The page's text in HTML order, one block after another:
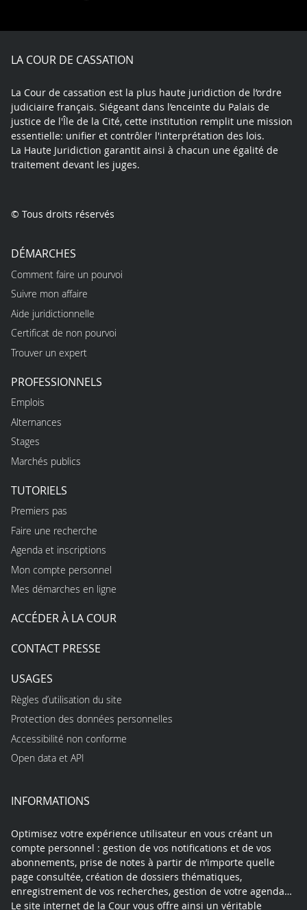
X
FacebookYoutubeLinkedInInstagram
LA COUR DE CASSATION
La Cour de cassation est la plus haute juridiction de l’ordre
judiciaire français. Siégeant dans l’enceinte du Palais de
justice de l'Île de la Cité, cette institution remplit une mission
essentielle: unifier et contrôler l'interprétation des lois.
La Haute Juridiction garantit ainsi à chacun une égalité de
traitement devant les juges.
© Tous droits réservés
DÉMARCHES
Comment faire un pourvoi
Suivre mon affaire
Aide juridictionnelle
Certificat de non pourvoi
Trouver un expert
PROFESSIONNELS
Emplois
Alternances
Stages
Marchés publics
TUTORIELS
Premiers pas
Faire une recherche
Agenda et inscriptions
Mon compte personnel
Mes démarches en ligne
ACCÉDER À LA COUR
CONTACT PRESSE
USAGES
Règles d’utilisation du site
Protection des données personnelles
Accessibilité non conforme
Open data et API
INFORMATIONS
Optimisez votre expérience utilisateur en vous créant un
compte personnel : gestion de vos notifications et de vos
abonnements, prise de notes à partir de n’importe quelle
page consultée, création de dossiers thématiques,
enregistrement de vos recherches, gestion de votre agenda…
Le site internet de la Cour vous offre ainsi un véritable